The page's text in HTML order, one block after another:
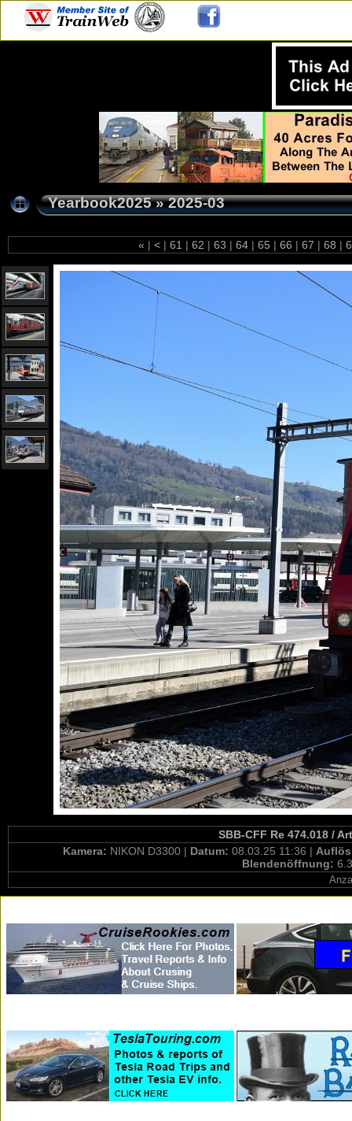
Yearbook2025»2025-03
« | < | 61 | 62 | 63 | 64 | 65 | 66 | 67 | 68 |
SBB-CFF Re 474.018 /
Kamera: NIKON D3300 | Datum: 08.03.25 11:36 |
Blendenöffnung: